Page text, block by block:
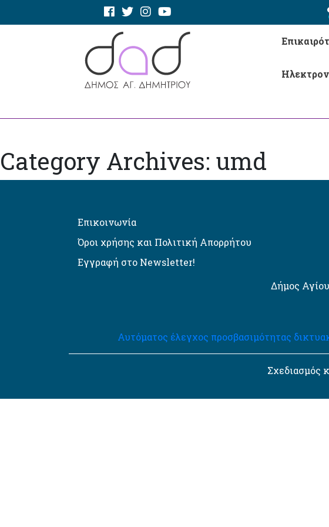
Category Archives: umd
Επικοινωνία
Όροι χρήσης και Πολιτική Απορρήτου
Εγγραφή στο Newsletter!
Δήμος
Αυτόματος έλεγχος προσβασιμότητας
Σχεδιασμός